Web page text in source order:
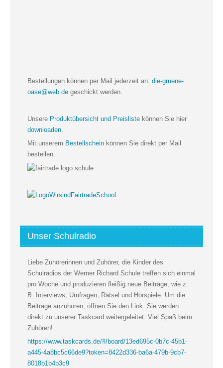
Bestellungen können per Mail jederzeit an: die-gruene-
oase@web.de geschickt werden.
Unsere Produktübersicht und Preisliste können Sie hier
downloaden.
Mit unserem Bestellschein können Sie direkt per Mail
bestellen.
Unser Schulradio
Liebe Zuhörerinnen und Zuhörer, die Kinder des
Schulradios der Werner Richard Schule treffen sich einmal
pro Woche und produzieren fleißig neue Beiträge, wie z.
B. Interviews, Umfragen, Rätsel und Hörspiele. Um die
Beiträge anzuhören, öffnen Sie den Link. Sie werden
direkt zu unserer Taskcard weitergeleitet. Viel Spaß beim
Zuhören!
https://www.taskcards.de/#/board/13ed695c-0b7c-45b1-
a445-4a8bc5c66de9?token=8422d336-ba6a-479b-9cb7-
8018b1b4b3c9